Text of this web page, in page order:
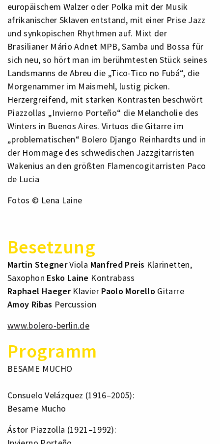
europäischem Walzer oder Polka mit der Musik
afrikanischer Sklaven entstand, mit einer Prise Jazz
und synkopischen Rhythmen auf. Mixt der
Brasilianer Mário Adnet MPB, Samba und Bossa für
sich neu, so hört man im berühmtesten Stück seines
Landsmanns de Abreu die „Tico-Tico no Fubá“, die
Morgenammer im Maismehl, lustig picken.
Herzergreifend, mit starken Kontrasten beschwört
Piazzollas „Invierno Porteño“ die Melancholie des
Winters in Buenos Aires. Virtuos die Gitarre im
„problematischen“ Bolero Django Reinhardts und in
der Hommage des schwedischen Jazzgitarristen
Wakenius an den größten Flamencogitarristen Paco
de Lucia
Fotos © Lena Laine
Besetzung
Martin StegnerViola Manfred Preis Klarinetten,
Saxophon Esko Laine Kontrabass
Raphael HaegerKlavier Paolo MorelloGitarre
Amoy Ribas Percussion
www.bolero-berlin.de
Programm
BESAME MUCHO
Consuelo Velázquez (1916–2005):
Besame Mucho
Ástor Piazzolla (1921–1992):